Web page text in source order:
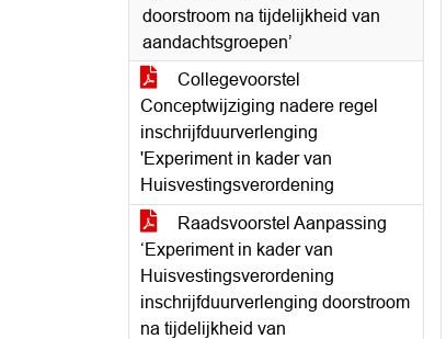
doorstroom na tijdelijkheid van
aandachtsgroepen’
Collegevoorstel
Conceptwijziging nadere regel
inschrijfduurverlenging
'Experiment in kader van
Huisvestingsverordening
Raadsvoorstel Aanpassing
‘Experiment in kader van
Huisvestingsverordening
inschrijfduurverlenging doorstroom
na tijdelijkheid van